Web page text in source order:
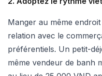
Manger au même
relation avec le
préférentiels. Un petit-
même vendeur de banh